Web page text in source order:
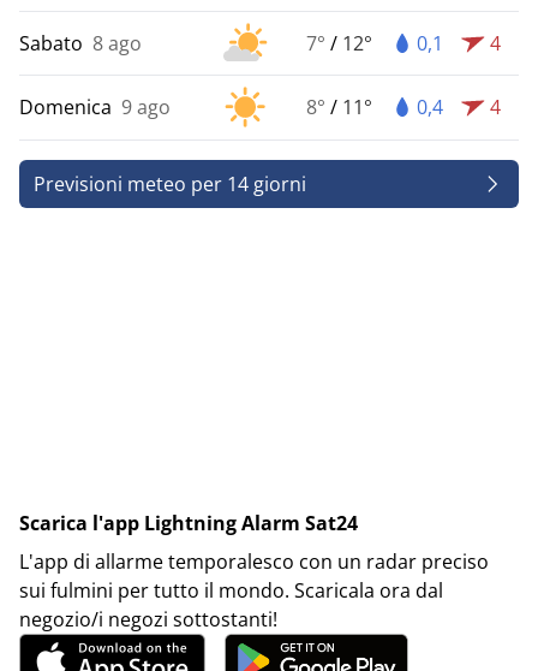
Sabato 8 ago 7° / 12° 0,1 4
Domenica 9 ago 8° / 11° 0,4 4
Previsioni meteo per 14 giorni
Scarica l'app Lightning Alarm Sat24
L'app di allarme temporalesco con un radar preciso
sui fulmini per tutto il mondo. Scaricala ora dal
negozio/i negozi sottostanti!